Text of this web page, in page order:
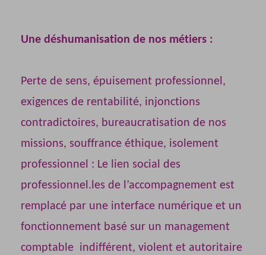
Une déshumanisation de nos métiers :
Perte de sens, épuisement professionnel,
exigences de rentabilité, injonctions
contradictoires, bureaucratisation de nos
missions, souffrance éthique, isolement
professionnel : Le lien social des
professionnel.les de l’accompagnement est
remplacé par une interface numérique et un
fonctionnement basé sur un management
comptable indifférent, violent et autoritaire